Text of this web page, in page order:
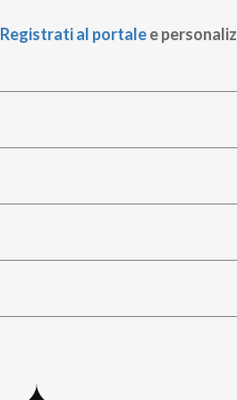
Registrati al portalee